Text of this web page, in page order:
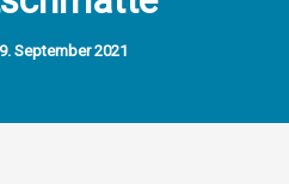
September 2021